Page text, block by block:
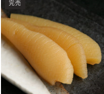
完売